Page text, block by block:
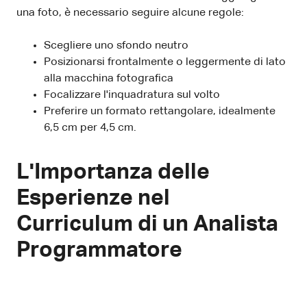
una foto, è necessario seguire alcune regole:
Scegliere uno sfondo neutro
Posizionarsi frontalmente o leggermente di lato
alla macchina fotografica
Focalizzare l'inquadratura sul volto
Preferire un formato rettangolare, idealmente
6,5 cm per 4,5 cm.
L'Importanza delle
Esperienze nel
Curriculum di un Analista
Programmatore